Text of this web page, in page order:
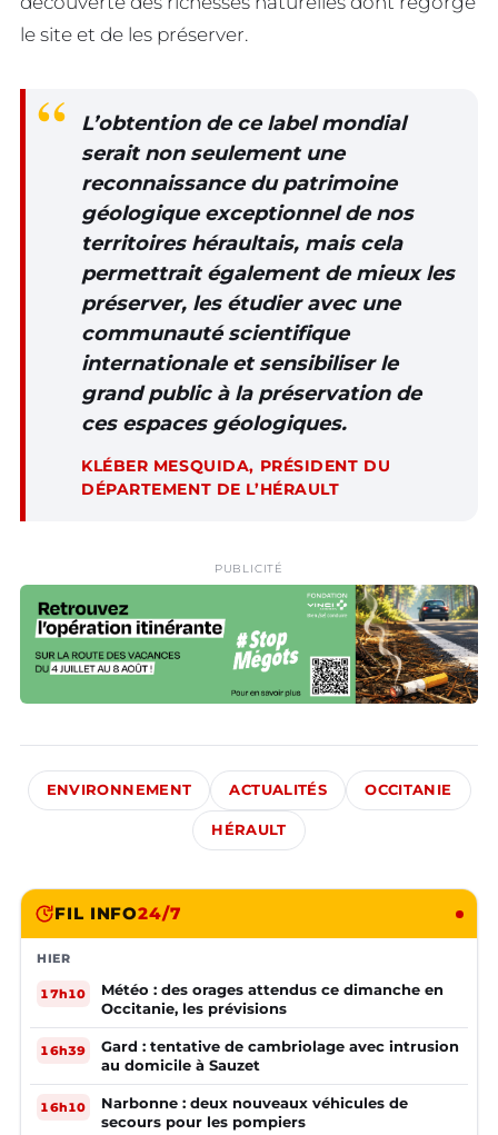
le site et de les préserver.
L’obtention de ce label mondial
serait non seulement une
reconnaissance du patrimoine
géologique exceptionnel de nos
territoires héraultais, mais cela
permettrait également de mieux les
préserver, les étudier avec une
communauté scientifique
internationale et sensibiliser le
grand public à la préservation de
ces espaces géologiques.
KLÉBER MESQUIDA, PRÉSIDENT DU
DÉPARTEMENT DE L’HÉRAULT
PUBLICITÉ
ENVIRONNEMENT ACTUALITÉS OCCITANIE
HÉRAULT
FIL INFO24/7
HIER
17h10
Météo : des orages attendus ce dimanche en
Occitanie, les prévisions
16h39
Gard : tentative de cambriolage avec intrusion
au domicile à Sauzet
16h10
Narbonne : deux nouveaux véhicules de
secours pour les pompiers